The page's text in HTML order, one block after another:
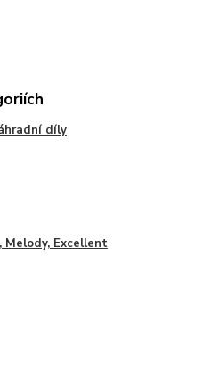
díly
Melody, Excellent